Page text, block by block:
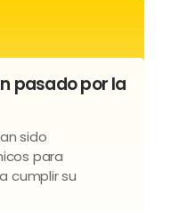
pasado por la
sido
para
cumplir su